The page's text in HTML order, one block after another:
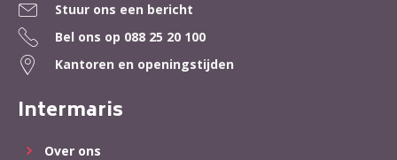
Stuur ons een bericht
Bel ons op 088 25 20 100
Kantoren en openingstijden
Intermaris
Over ons